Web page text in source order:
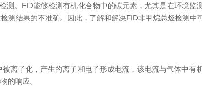
。FID能够检测有机化合物中的碳元素，尤其是在环境监
结果的不准确。因此，了解和解决FID非甲烷总烃检测中
离子化，产生的离子和电子形成电流，该电流与气体中有
的响应。